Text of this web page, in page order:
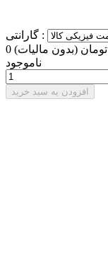
گارانتی :
0 تومان (بدون مالیات)
ناموجود
افزودن به سبد خرید